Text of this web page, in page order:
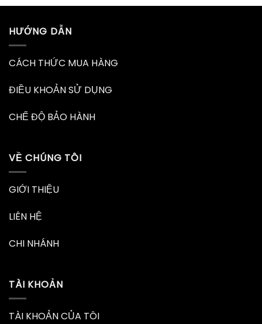
HƯỚNG DẪN
CÁCH THỨC MUA HÀNG
ĐIỀU KHOẢN SỬ DỤNG
CHẾ ĐỘ BẢO HÀNH
VỀ CHÚNG TÔI
GIỚI THIỆU
LIÊN HỆ
CHI NHÁNH
TÀI KHOẢN
TÀI KHOẢN CỦA TÔI